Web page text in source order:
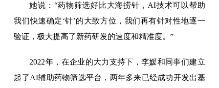
她说：“药物筛选好比大海捞针，AI技术可以帮助
我们快速确定‘针’的大致方位，我们再有针对性地逐一
验证，极大提高了新药研发的速度和精准度。”
2022年，在企业的大力支持下，李媛和同事们建立
起了AI辅助药物筛选平台，两年多来已经成功开发出基